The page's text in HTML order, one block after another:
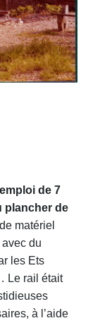
de 7
plancher de
matériel
du
les Ets
Le rail était
à l’aide